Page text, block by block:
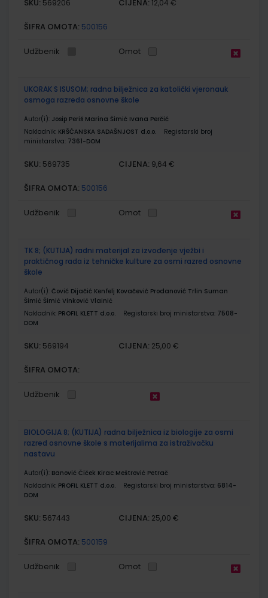
SKU: 569206 CIJENA: 12,04 €
ŠIFRA OMOTA: 500156
Udžbenik Omot
UKORAK S ISUSOM; radna bilježnica za katolički vjeronauk
osmoga razreda osnovne škole
Autor(i): Josip Periš Marina Šimić Ivana Perčić
Nakladnik: KRŠĆANSKA SADAŠNJOST d.o.o.
Registarski broj
ministarstva: 7361-DOM
SKU: 569735 CIJENA: 9,64 €
ŠIFRA OMOTA: 500156
Udžbenik Omot
TK 8; (KUTIJA) radni materijal za izvođenje vježbi i
praktičnog rada iz tehničke kulture za osmi razred osnovne
škole
Autor(i): Čović Dijačić Kenfelj Kovačević Prodanović Trlin Suman
Šimić Šimić Vinković Vlainić
Nakladnik: PROFIL KLETT d.o.o. Registarski broj ministarstva: 7508-
DOM
SKU: 569194 CIJENA: 25,00 €
ŠIFRA OMOTA:
Udžbenik
BIOLOGIJA 8; (KUTIJA) radna bilježnica iz biologije za osmi
razred osnovne škole s materijalima za istraživačku
nastavu
Autor(i): Banović Čiček Kirac Meštrović Petrač
Nakladnik: PROFIL KLETT d.o.o. Registarski broj ministarstva: 6814-
DOM
SKU: 567443 CIJENA: 25,00 €
ŠIFRA OMOTA: 500159
Udžbenik Omot